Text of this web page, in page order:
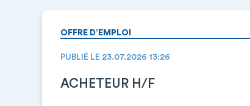
OFFRE D’EMPLOI
PUBLIÉ LE 23.07.2026 13:26
ACHETEUR H/F